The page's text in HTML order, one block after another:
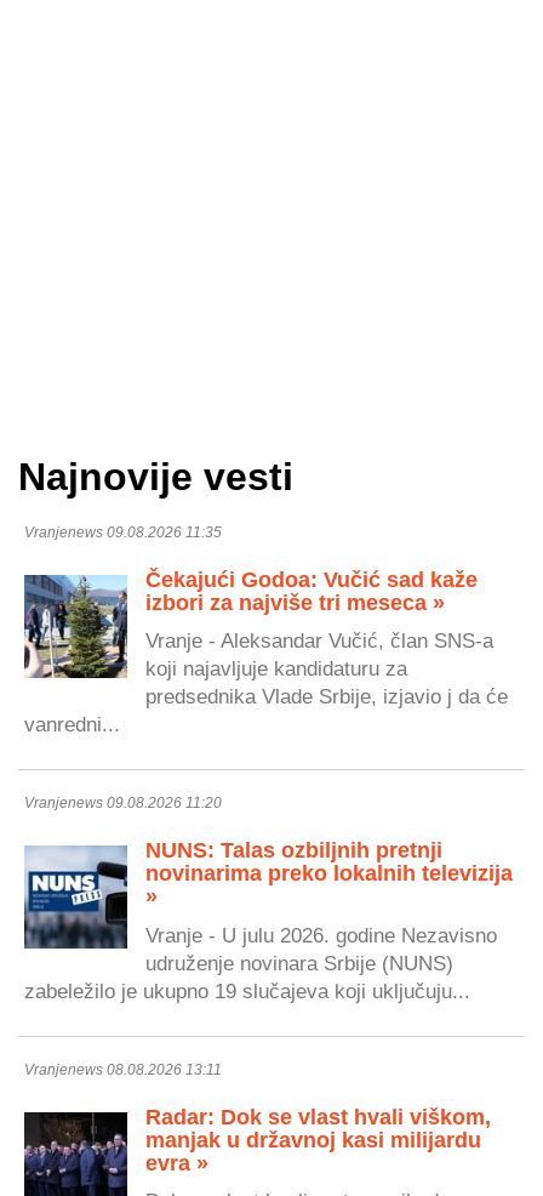
Najnovije vesti
Vranjenews 09.08.2026 11:35
Čekajući Godoa: Vučić sad kaže
izbori za najviše tri meseca »
Vranje - Aleksandar Vučić, član SNS-a
koji najavljuje kandidaturu za
predsednika Vlade Srbije, izjavio j da će
vanredni...
Vranjenews 09.08.2026 11:20
NUNS: Talas ozbiljnih pretnji
novinarima preko lokalnih televizija
»
Vranje - U julu 2026. godine Nezavisno
udruženje novinara Srbije (NUNS)
zabeležilo je ukupno 19 slučajeva koji uključuju...
Vranjenews 08.08.2026 13:11
Radar: Dok se vlast hvali viškom,
manjak u državnoj kasi milijardu
evra »